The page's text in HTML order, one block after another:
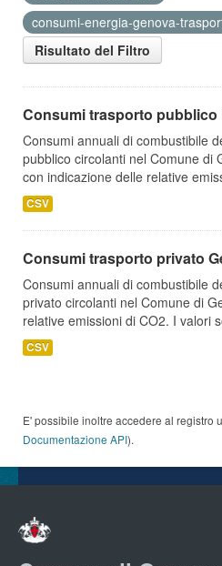
consumi-energia-genova-
Risultato del Filtro
Consumi trasporto pubblico
Consumi annuali di combustibile
pubblico circolanti nel Comune di
con indicazione delle relative
CSV
Consumi trasporto privato
Consumi annuali di combustibile
privato circolanti nel Comune di
relative emissioni di CO2. I valori
CSV
E' possibile inoltre accedere al registro
Documentazione API).